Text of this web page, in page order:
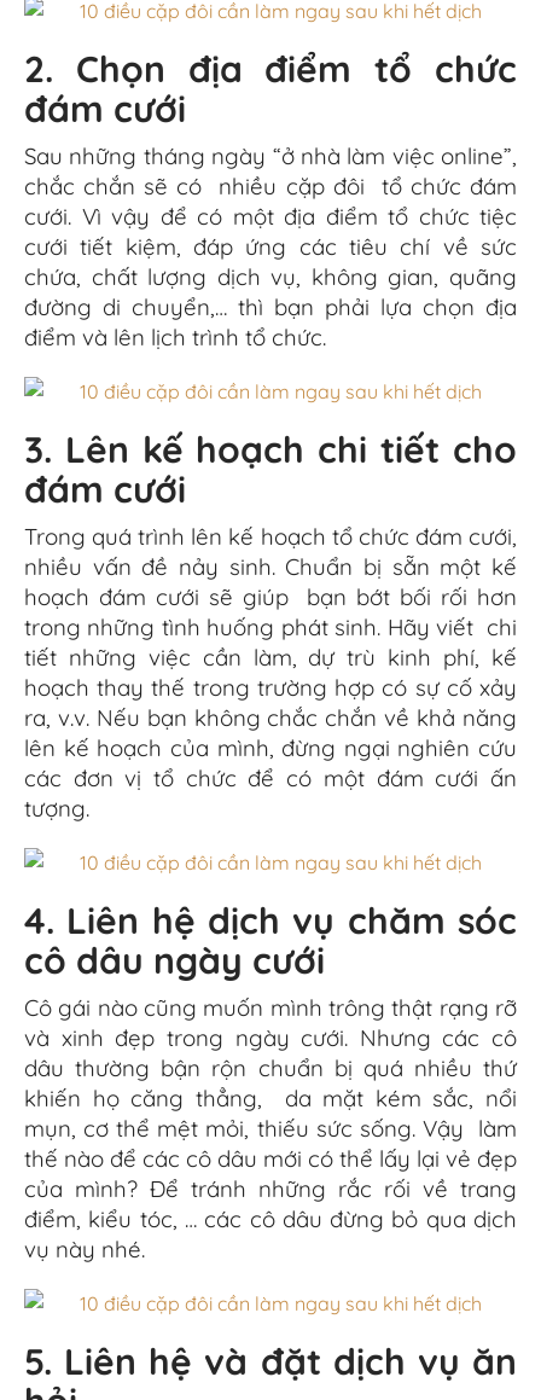
2. Chọn địa điểm tổ chức
đám cưới
Sau những tháng ngày “ở nhà làm việc online”,
chắc chắn sẽ có nhiều cặp đôi tổ chức đám
cưới. Vì vậy để có một địa điểm tổ chức tiệc
cưới tiết kiệm, đáp ứng các tiêu chí về sức
chứa, chất lượng dịch vụ, không gian, quãng
đường di chuyển,… thì bạn phải lựa chọn địa
điểm và lên lịch trình tổ chức.
3. Lên kế hoạch chi tiết cho
đám cưới
Trong quá trình lên kế hoạch tổ chức đám cưới,
nhiều vấn đề nảy sinh. Chuẩn bị sẵn một kế
hoạch đám cưới sẽ giúp bạn bớt bối rối hơn
trong những tình huống phát sinh. Hãy viết chi
tiết những việc cần làm, dự trù kinh phí, kế
hoạch thay thế trong trường hợp có sự cố xảy
ra, v.v. Nếu bạn không chắc chắn về khả năng
lên kế hoạch của mình, đừng ngại nghiên cứu
các đơn vị tổ chức để có một đám cưới ấn
tượng.
4. Liên hệ dịch vụ chăm sóc
cô dâu ngày cưới
Cô gái nào cũng muốn mình trông thật rạng rỡ
và xinh đẹp trong ngày cưới. Nhưng các cô
dâu thường bận rộn chuẩn bị quá nhiều thứ
khiến họ căng thẳng, da mặt kém sắc, nổi
mụn, cơ thể mệt mỏi, thiếu sức sống. Vậy làm
thế nào để các cô dâu mới có thể lấy lại vẻ đẹp
của mình? Để tránh những rắc rối về trang
điểm, kiểu tóc, … các cô dâu đừng bỏ qua dịch
vụ này nhé.
5. Liên hệ và đặt dịch vụ ăn